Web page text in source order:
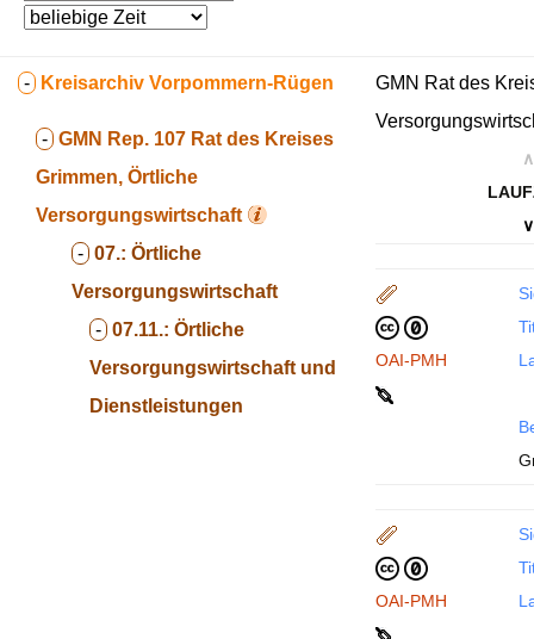
- Kreisarchiv Vorpommern-Rügen
- GMN Rep. 107 Rat des Kreises
Grimmen, Örtliche
Versorgungswirtschaft
- 07.: Örtliche
Versorgungswirtschaft
- 07.11.: Örtliche
Versorgungswirtschaft und
Dienstleistungen
GMN Rat des
∧
∨
OAI-PMH
OAI-PMH